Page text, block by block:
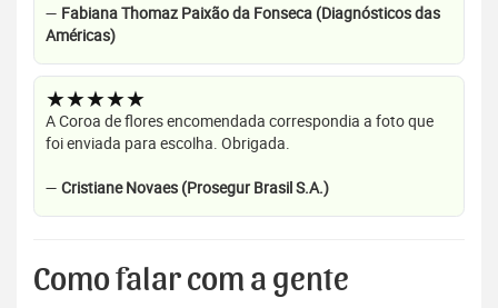
— Fabiana Thomaz Paixão da Fonseca (Diagnósticos das
Américas)
★★★★★
A Coroa de flores encomendada correspondia a foto que
foi enviada para escolha. Obrigada.
— Cristiane Novaes (Prosegur Brasil S.A.)
Como falar com a gente